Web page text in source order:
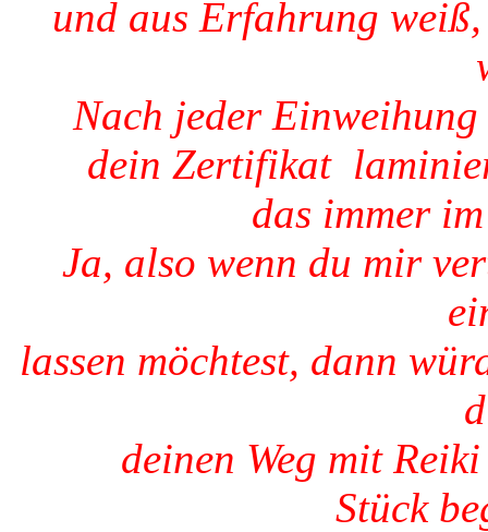
und aus Erfahrung
Nach jeder
dein Zertifikat
das immer
Ja, also wenn du mir
lassen möchtest, dann
deinen Weg mit
Stück